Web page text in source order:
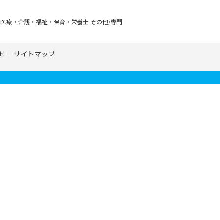
医療・介護・福祉・保育・栄養士 その他/専門
サイトマップ